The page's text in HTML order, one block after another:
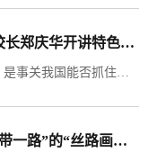
【新民晚报】同济大学校长郑庆华开讲特色思政课“中国道路”
​“加快发展新一代人工智能，是事关我国能否抓住新一轮科技革命和产业变革机遇的战略问题，同济人责无旁贷。”日前，同济大学校长郑庆华以《人工智能的三起两落与同济方案》为题，为同学们讲授同济特色思政课“中国道路”。他指出，人工智能发展仍面临着许多技术挑战，同学们不能置身其外，而是要主动融入国家人工智能发展事业，为推动人工智能赋能学科转型升级和产业发展作出我们应有的贡献。人工智能因何而来？人工智能又何...
【新民晚报】同济为“一带一路”的“丝路画卷”添上浓浓一笔